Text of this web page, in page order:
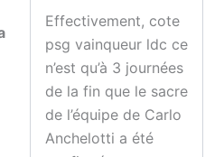
Effectivement, cote
psg vainqueur ldc ce
n’est qu’à 3 journées
de la fin que le sacre
de l’équipe de Carlo
Anchelotti a été